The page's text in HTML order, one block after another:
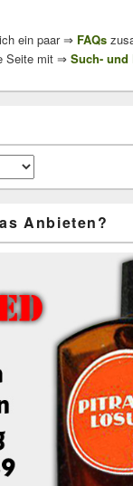
ein paar ⇒ FAQs
Seite mit ⇒ Such-
Anbieten?